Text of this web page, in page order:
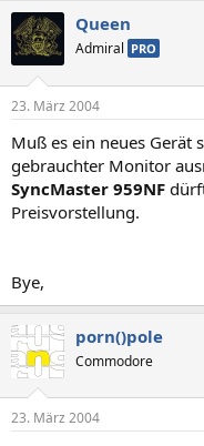
Queen
Admiral PRO
23. März 2004
Muß es ein neues Gerät
gebrauchter Monitor
SyncMaster 959NF
Preisvorstellung.
Bye,
porn()pole
Commodore
23. März 2004